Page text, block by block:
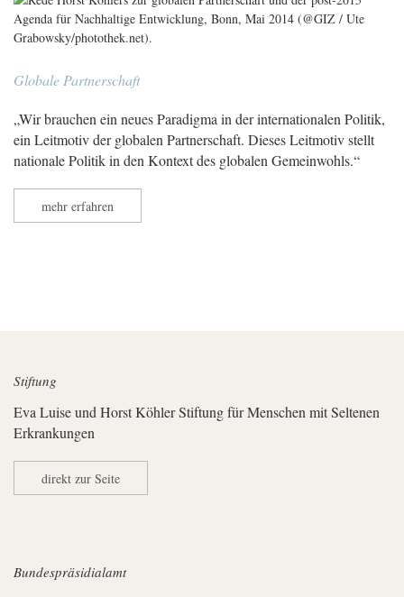
Globale Partnerschaft
„Wir brauchen ein neues Paradigma in der internationalen Politik,
ein Leitmotiv der globalen Partnerschaft. Dieses Leitmotiv stellt
nationale Politik in den Kontext des globalen Gemeinwohls.“
mehr erfahren
Stiftung
Eva Luise und Horst Köhler Stiftung für Menschen mit Seltenen
Erkrankungen
direkt zur Seite
Bundespräsidialamt